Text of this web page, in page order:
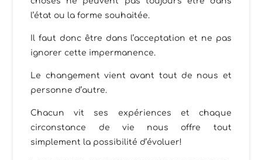
l’état ou la forme souhaitée.
Il faut donc être dans l’acceptation et ne pas
ignorer cette impermanence.
Le changement vient avant tout de nous et
personne d’autre.
Chacun vit ses expériences et chaque
circonstance de vie nous offre tout
simplement la possibilité d’évoluer!